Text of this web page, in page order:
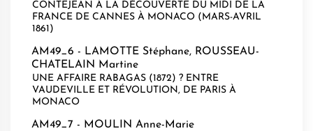
CONTEJEAN À LA DÉCOUVERTE DU MIDI DE LA
FRANCE DE CANNES À MONACO (MARS-AVRIL
1861)
AM49_6 - LAMOTTE Stéphane, ROUSSEAU-
CHATELAIN Martine
UNE AFFAIRE RABAGAS (1872) ? ENTRE
VAUDEVILLE ET RÉVOLUTION, DE PARIS À
MONACO
AM49_7 - MOULIN Anne-Marie